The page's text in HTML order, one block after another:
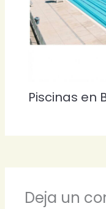
Piscinas en
Deja un